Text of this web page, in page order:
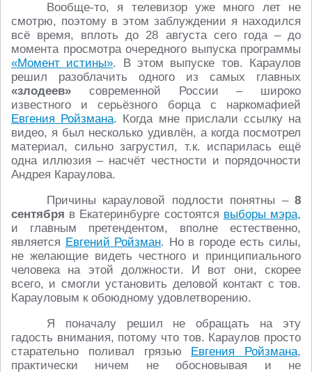
Вообще-то, я телевизор уже много лет не
смотрю, поэтому в этом заблуждении я находился
всё время, вплоть до 28 августа сего года – до
момента просмотра очередного выпуска программы
«Момент истины». В этом выпуске тов. Караулов
решил разоблачить одного из самых главных
«злодеев» современной России – широко
известного и серьёзного борца с наркомафией
Евгения Ройзмана. Когда мне прислали ссылку на
видео, я был несколько удивлён, а когда посмотрел
материал, сильно загрустил, т.к. испарилась ещё
одна иллюзия – насчёт честности и порядочности
Андрея Караулова.
Причины карауловой подлости понятны – 8
сентября в Екатеринбурге состоятся выборы мэра,
и главным претендентом, вполне естественно,
является Евгений Ройзман. Но в городе есть силы,
не желающие видеть честного и принципиального
человека на этой должности. И вот они, скорее
всего, и смогли установить деловой контакт с тов.
Карауловым к обоюдному удовлетворению.
Я поначалу решил не обращать на эту
гадость внимания, потому что тов. Караулов просто
старательно поливал грязью Евгения Ройзмана,
практически ничем не обосновывая и не